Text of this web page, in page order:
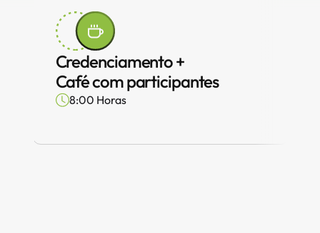
Credenciamento +
Café com participantes
8:00 Horas